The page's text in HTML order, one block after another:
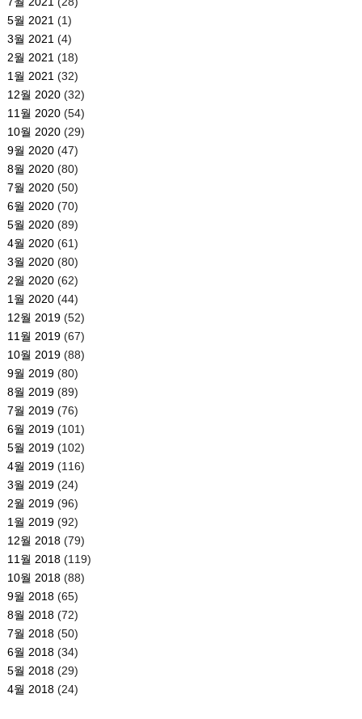
5월 2021 (1)
3월 2021 (4)
2월 2021 (18)
1월 2021 (32)
12월 2020(32)
11월 2020(54)
10월 2020(29)
9월 2020(47)
8월 2020(80)
7월 2020(50)
6월 2020(70)
5월 2020(89)
4월 2020(61)
3월 2020(80)
2월 2020(62)
1월 2020(44)
12월 2019(52)
11월 2019(67)
10월 2019(88)
9월 2019(80)
8월 2019(89)
7월 2019(76)
6월 2019(101)
5월 2019(102)
4월 2019(116)
3월 2019(24)
2월 2019(96)
1월 2019(92)
12월 2018(79)
11월 2018(119)
10월 2018(88)
9월 2018(65)
8월 2018(72)
7월 2018(50)
6월 2018(34)
5월 2018(29)
4월 2018(24)